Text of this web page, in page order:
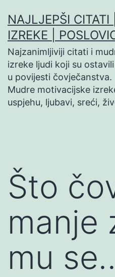
na
sadržaj
NAJLJEPŠI CITATI |
IZREKE |
Najzanimljiviji citati i
izreke ljudi koji su
u povijesti čovječanstva.
Mudre motivacijske
uspjehu, ljubavi, sreći,
Što
manje
mu